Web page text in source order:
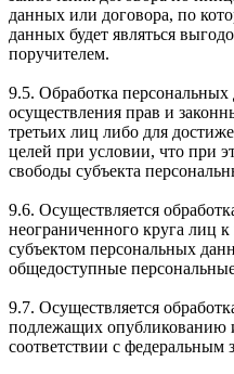
данных или договора, по
данных будет являться
поручителем.
9.5. Обработка
осуществления прав и
третьих лиц либо для
целей при условии, что при
свободы субъекта
9.6. Осуществляется
неограниченного круга лиц
субъектом персональных
общедоступные
9.7. Осуществляется
подлежащих опубликованию
соответствии с федеральным